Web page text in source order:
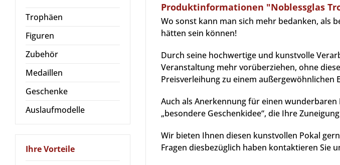
Trophäen
Figuren
Zubehör
Medaillen
Geschenke
Auslaufmodelle
Ihre Vorteile
Produktinformationen "Noblessglas
Wo sonst kann man sich mehr bedanken, als
hätten sein können!
Durch seine hochwertige und kunstvolle
Veranstaltung mehr vorüberziehen, ohne
Preisverleihung zu einem außergewöhnlichen
Auch als Anerkennung für einen
„besondere Geschenkidee“, die Ihre
Wir bieten Ihnen diesen kunstvollen Pokal
Fragen diesbezüglich haben kontaktieren Sie